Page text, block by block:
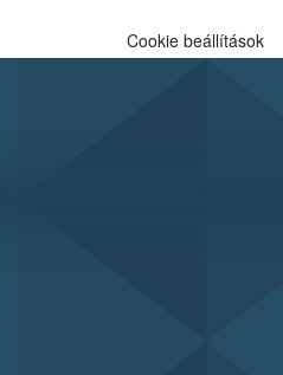
Cookie beállítások